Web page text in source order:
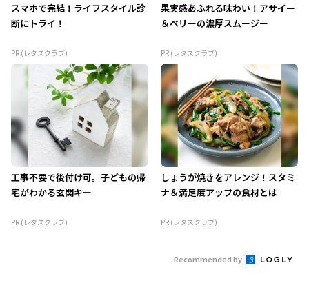
スマホで完結！ライフスタイル診
断にトライ！
PR (レタスクラブ)
果実感あふれる味わい！アサイー
＆ベリーの濃厚スムージー
PR (レタスクラブ)
工事不要で後付け可。子どもの帰
宅がわかる玄関キー
PR (レタスクラブ)
しょうが焼きをアレンジ！スタミ
ナ＆満足度アップの食材とは
PR (レタスクラブ)
Recommended by